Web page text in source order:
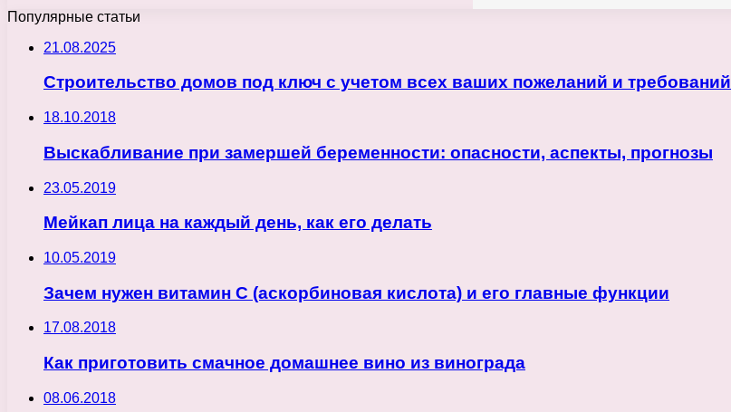
Популярные статьи
21.08.2025
Строительство домов под ключ с учетом всех ваших пожеланий и требований
18.10.2018
Выскабливание при замершей беременности: опасности, аспекты, прогнозы
23.05.2019
Мейкап лица на каждый день, как его делать
10.05.2019
Зачем нужен витамин С (аскорбиновая кислота) и его главные функции
17.08.2018
Как приготовить смачное домашнее вино из винограда
08.06.2018